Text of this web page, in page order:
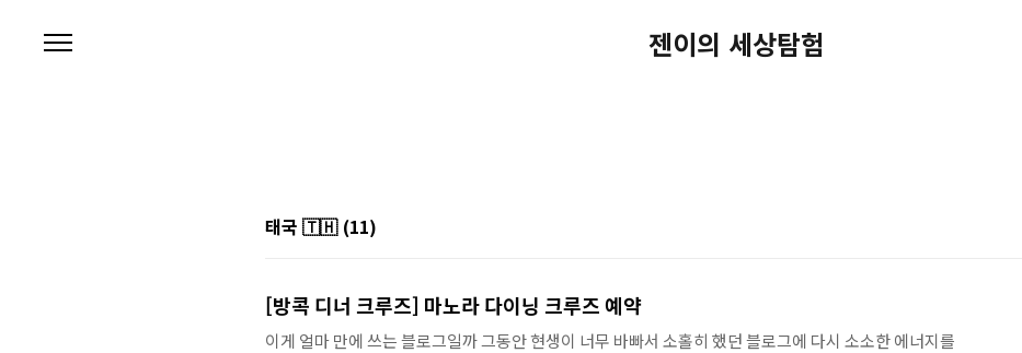
젠이의 세상탐험
태국 🇹🇭 (11)
[방콕 디너 크루즈] 마노라 다이닝 크루즈 예약
이게 얼마 만에 쓰는 블로그일까 그동안 현생이 너무 바빠서 소홀히 했던 블로그에 다시 소소한 에너지를